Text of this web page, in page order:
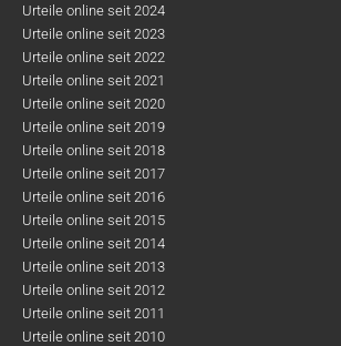
Urteile online seit 2024
Urteile online seit 2023
Urteile online seit 2022
Urteile online seit 2021
Urteile online seit 2020
Urteile online seit 2019
Urteile online seit 2018
Urteile online seit 2017
Urteile online seit 2016
Urteile online seit 2015
Urteile online seit 2014
Urteile online seit 2013
Urteile online seit 2012
Urteile online seit 2011
Urteile online seit 2010